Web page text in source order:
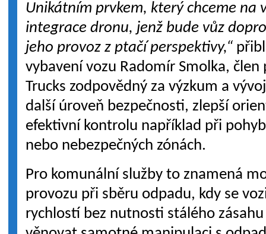
Unikátním prvkem, který chceme na
integrace dronu, jenž bude vůz
jeho provoz z ptačí perspektivy,“
vybavení vozu Radomír Smolka,
Trucks zodpovědný za výzkum a
další úroveň bezpečnosti, zlepší
efektivní kontrolu například při
nebo nebezpečných zónách.
Pro komunální služby to znamená
provozu při sběru odpadu, kdy se
rychlostí bez nutnosti stálého